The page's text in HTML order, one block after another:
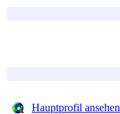
Hauptprofil ansehen